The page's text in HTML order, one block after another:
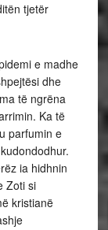
tjetër
e madhe
dhe
të ngrëna
Ka të
parfumin e
ia hidhnin
Zoti si
kristianë